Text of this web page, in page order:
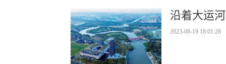
沿着大运
2023-08-19 18:01:28